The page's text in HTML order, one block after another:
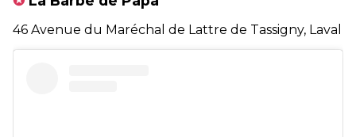
46 Avenue du Maréchal de Lattre de Tassigny, Laval